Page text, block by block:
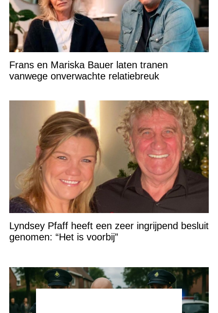
Frans en Mariska Bauer laten tranen
vanwege onverwachte relatiebreuk
Lyndsey Pfaff heeft een zeer ingrijpend besluit
genomen: “Het is voorbij”